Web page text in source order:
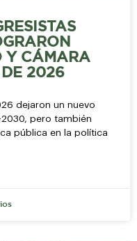
Y CÁMARA
DE 2026
dejaron un nuevo
pero también
pública en la política